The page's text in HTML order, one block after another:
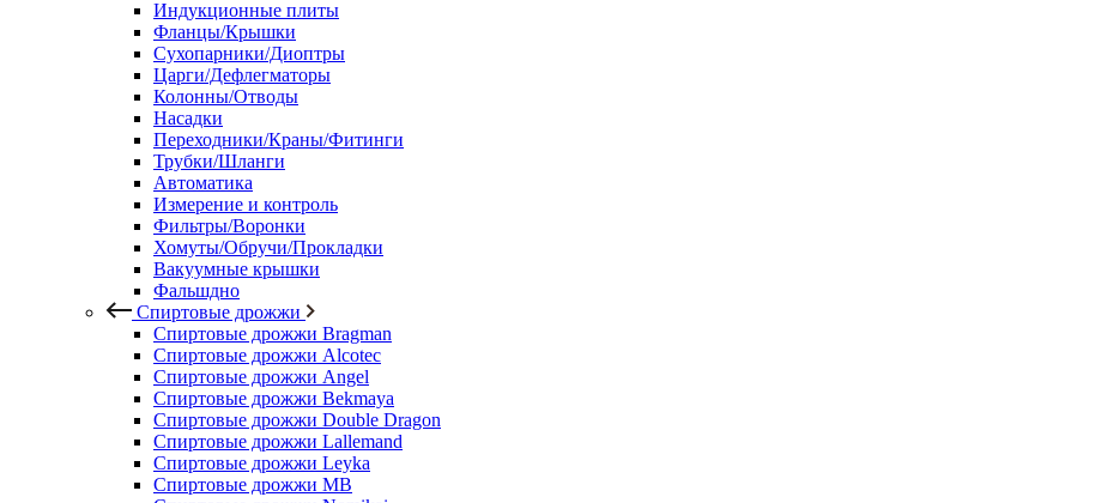
Индукционные плиты
Фланцы/Крышки
Сухопарники/Диоптры
Царги/Дефлегматоры
Колонны/Отводы
Насадки
Переходники/Краны/Фитинги
Трубки/Шланги
Автоматика
Измерение и контроль
Фильтры/Воронки
Хомуты/Обручи/Прокладки
Вакуумные крышки
Фальшдно
Спиртовые дрожжи
Спиртовые дрожжи Bragman
Спиртовые дрожжи Alcotec
Спиртовые дрожжи Angel
Спиртовые дрожжи Bekmaya
Спиртовые дрожжи Double Dragon
Спиртовые дрожжи Lallemand
Спиртовые дрожжи Leyka
Спиртовые дрожжи MB